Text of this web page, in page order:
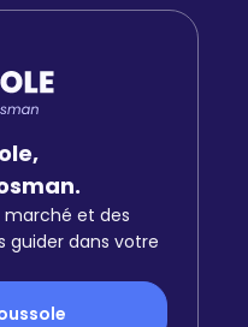
marché et des
guider dans votre